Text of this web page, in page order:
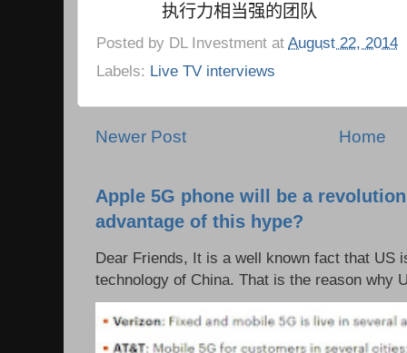
执行力相当强的团队
Posted by DL Investment at August 22, 2014
Labels: Live TV interviews
Newer Post Home
Apple 5G phone will be a
advantage of this hype?
Dear Friends, It is a well known fact that US
technology of China. That is the reason why